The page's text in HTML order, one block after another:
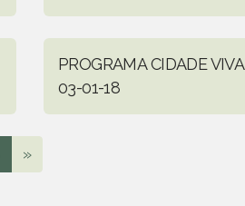
PROGRAMA CIDADE VIVA
03-01-18
»